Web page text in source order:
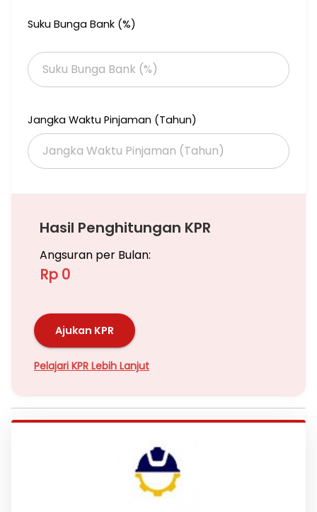
Suku Bunga Bank (%)
Jangka Waktu Pinjaman (Tahun)
Hasil Penghitungan KPR
Angsuran per Bulan:
Rp 0
Ajukan KPR
Pelajari KPR Lebih Lanjut